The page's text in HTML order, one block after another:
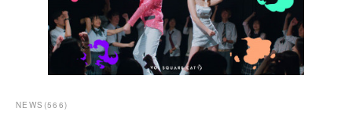
NEWS (566)